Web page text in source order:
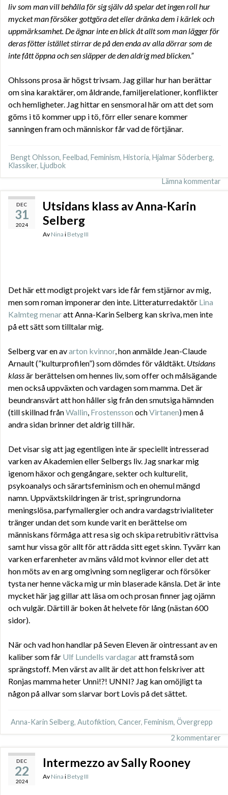
liv som man vill behålla för sig själv då spelar det ingen roll hur
mycket man försöker gottgöra det eller dränka dem i kärlek och
uppmärksamhet. De ägnar inte en blick åt allt som man lägger för
deras fötter istället stirrar de på den enda av alla dörrar som de
inte fått öppna och sen släpper de den aldrig med blicken.”
Ohlssons prosa är högst trivsam. Jag gillar hur han berättar
om sina karaktärer, om åldrande, familjerelationer, konflikter
och hemligheter. Jag hittar en sensmoral här om att det som
göms i tö kommer upp i tö, förr eller senare kommer
sanningen fram och människor får vad de förtjänar.
Bengt Ohlsson, Feelbad, Feminism, Historia, Hjalmar Söderberg,
Klassiker, Ljudbok
Lämna kommentar
DEC
31
2024
Utsidans klass av Anna-Karin
Selberg
Av Nina i Betyg III
Det här ett modigt projekt vars ide får fem stjärnor av mig,
men som roman imponerar den inte. Litteraturredaktör Lina
Kalmteg menaratt Anna-Karin Selberg kan skriva, men inte
på ett sätt som tilltalar mig.
Selberg var en avarton kvinnor, hon anmälde Jean-Claude
Arnault (”kulturprofilen”) som dömdes för våldtäkt. Utsidans
klassär berättelsen om hennes liv, som offer och målsägande
men också uppväxten och vardagen som mamma. Det är
beundransvärt att hon håller sig från den smutsiga hämnden
(till skillnad frånWallin, Frostensson ochVirtanen) men å
andra sidan brinner det aldrig till här.
Det visar sig att jag egentligen inte är speciellt intresserad
varken av Akademien eller Selbergs liv. Jag snarkar mig
igenom häxor och gengångare, sekter och kulturelit,
psykoanalys och särartsfeminism och en ohemul mängd
namn. Uppväxtskildringen är trist, springrundorna
meningslösa, parfymallergier och andra vardagstrivialiteter
tränger undan det som kunde varit en berättelse om
människans förmåga att resa sig och skipa retrubitiv rättvisa
samt hur vissa gör allt för att rädda sitt eget skinn. Tyvärr kan
varken erfarenheter av mäns våld mot kvinnor eller det att
hon möts av en arg omgivning som negligerar och försöker
tysta ner henne väcka mig ur min blaserade känsla. Det är inte
mycket här jag gillar att läsa om och prosan finner jag ojämn
och vulgär. Därtill är boken åt helvete för lång (nästan 600
sidor).
När och vad hon handlar på Seven Eleven är ointressant av en
kaliber som får Ulf Lundells vardagaratt framstå som
sprängstoff. Men värst av allt är det att hon felskriver att
Ronjas mamma heter Unni!?! UNNI? Jag kan omöjligt ta
någon på allvar som slarvar bort Lovis på det sättet.
Anna-Karin Selberg, Autofiktion, Cancer, Feminism, Övergrepp
2 kommentarer
DEC
22
2024
Intermezzo av Sally Rooney
Av Nina i Betyg III